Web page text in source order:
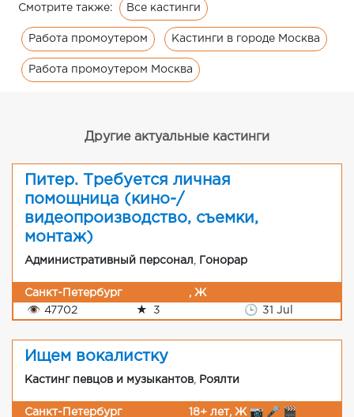
Смотрите также: Все кастинги
Работа промоутером Кастинги в городе Москва
Работа промоутером Москва
Другие актуальные кастинги
Питер. Требуется личная
помощница (кино-/
видеопроизводство, съемки,
монтаж)
Административный персонал Гонорар
Санкт-Петербург
, Ж
👁 47702 ★ 3 🕒 31 Jul
Ищем вокалистку
Кастинг певцов и музыкантов Роялти
Санкт-Петербург 18+ лет, Ж 📷 🎤 🎬